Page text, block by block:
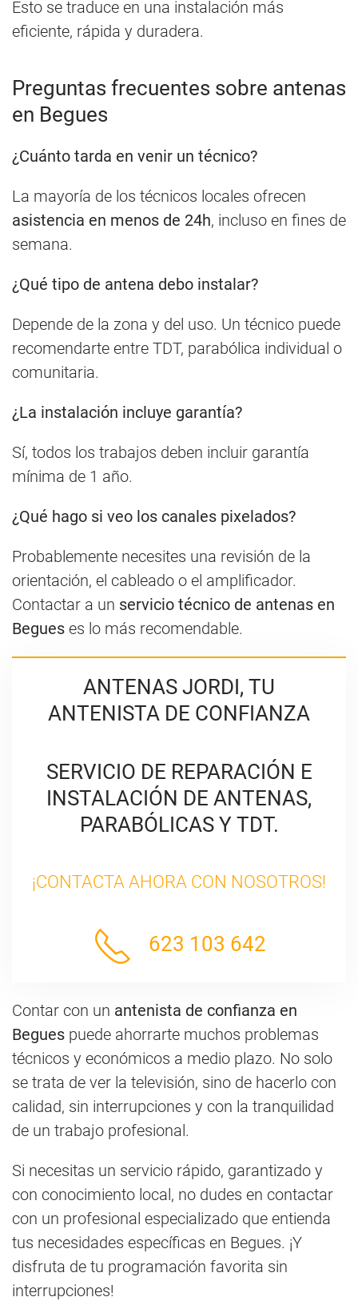
Esto se traduce en una instalación más
eficiente, rápida y duradera.
Preguntas frecuentes sobre antenas
en Begues
¿Cuánto tarda en venir un técnico?
La mayoría de los técnicos locales ofrecen
asistencia en menos de 24h, incluso en fines de
semana.
¿Qué tipo de antena debo instalar?
Depende de la zona y del uso. Un técnico puede
recomendarte entre TDT, parabólica individual o
comunitaria.
¿La instalación incluye garantía?
Sí, todos los trabajos deben incluir garantía
mínima de 1 año.
¿Qué hago si veo los canales pixelados?
Probablemente necesites una revisión de la
orientación, el cableado o el amplificador.
Contactar a un servicio técnico de antenas en
Begues es lo más recomendable.
ANTENAS JORDI, TU
ANTENISTA DE CONFIANZA
SERVICIO DE REPARACIÓN E
INSTALACIÓN DE ANTENAS,
PARABÓLICAS Y TDT.
¡CONTACTA AHORA CON NOSOTROS!
623 103 642
Contar con un antenista de confianza en
Begues puede ahorrarte muchos problemas
técnicos y económicos a medio plazo. No solo
se trata de ver la televisión, sino de hacerlo con
calidad, sin interrupciones y con la tranquilidad
de un trabajo profesional.
Si necesitas un servicio rápido, garantizado y
con conocimiento local, no dudes en contactar
con un profesional especializado que entienda
tus necesidades específicas en Begues. ¡Y
disfruta de tu programación favorita sin
interrupciones!